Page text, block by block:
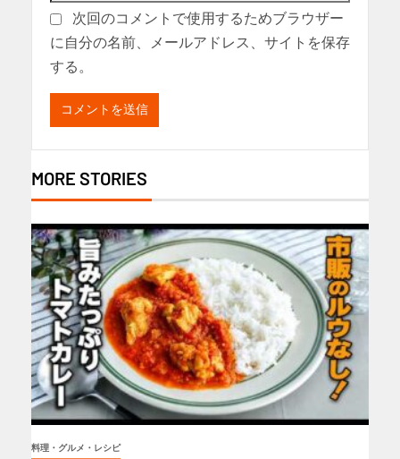
次回のコメントで使用するためブラウザー
に自分の名前、メールアドレス、サイトを保存
する。
MORE STORIES
料理・グルメ・レシピ